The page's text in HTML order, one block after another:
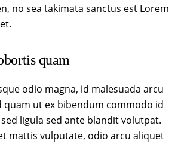
no sea takimata sanctus est Lorem
quam
odio magna, id malesuada arcu
quam ut ex bibendum commodo id
ligula sed ante blandit volutpat.
mattis vulputate, odio arcu aliquet